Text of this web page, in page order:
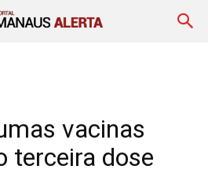
vacinas
terceira dose